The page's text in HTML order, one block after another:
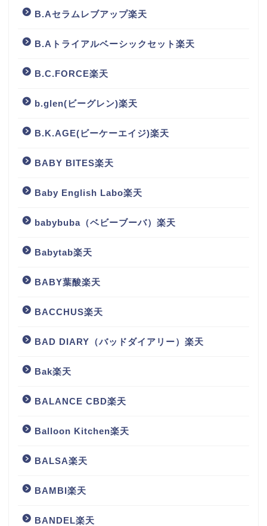
B.Aセラムレブアップ楽天
B.Aトライアルベーシックセット楽天
B.C.FORCE楽天
b.glen(ビーグレン)楽天
B.K.AGE(ビーケーエイジ)楽天
BABY BITES楽天
Baby English Labo楽天
babybuba（ベビーブーバ）楽天
Babytab楽天
BABY葉酸楽天
BACCHUS楽天
BAD DIARY（バッドダイアリー）楽天
Bak楽天
BALANCE CBD楽天
Balloon Kitchen楽天
BALSA楽天
BAMBI楽天
BANDEL楽天